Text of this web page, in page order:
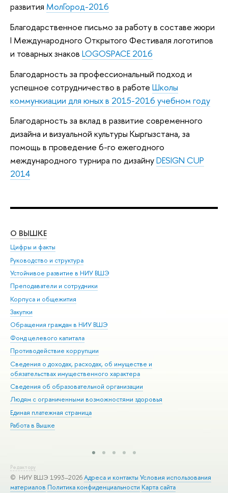
развития МолГород-2016
Благодарственное письмо за работу в составе жюри
I Международного Открытого Фестиваля логотипов
и товарных знаков LOGOSPACE 2016
Благодарность за профессиональный подход и
успешное сотрудничество в работе Школы
коммункиации для юных в 2015-2016 учебном году
Благодарность за вклад в развитие современного
дизайна и визуальной культуры Кыргызстана, за
помощь в проведение 6-го ежегодного
международного турнира по дизайнуDESIGN CUP
2014
О ВЫШКЕ
Цифры и факты
Руководство и структура
Устойчивое развитие в НИУ ВШЭ
Преподаватели и сотрудники
Корпуса и общежития
Закупки
Обращения граждан в НИУ ВШЭ
Фонд целевого капитала
Противодействие коррупции
Сведения о доходах, расходах, об имуществе и
обязательствах имущественного характера
Сведения об образовательной организации
Людям с ограниченными возможностями здоровья
Единая платежная страница
Работа в Вышке
Редактору
© НИУ ВШЭ 1993–2026Адреса и контакты Условия использования
материалов Политика конфиденциальности Карта сайта